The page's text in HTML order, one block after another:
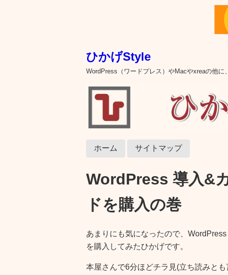
ひかげStyle
WordPress（ワードプレス）やMacやxreaの他に
ホーム サイトマップ
WordPress 導入&
ドを購入の巻
あまりにも気になったので、
を購入してみたひかげです。
本屋さんで6分ほどチラ見(立ち読みと